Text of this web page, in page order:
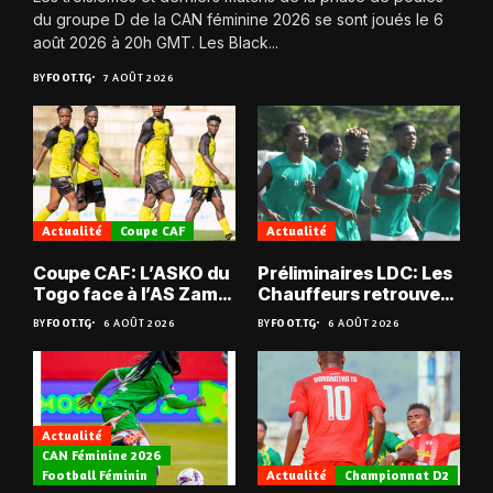
du groupe D de la CAN féminine 2026 se sont joués le 6
août 2026 à 20h GMT. Les Black...
BYFOOT.TG 7 AOÛT 2026
Actualité Coupe CAF
Coupe CAF: L’ASKO du
Togo face à l’AS Zam
du Niger
BYFOOT.TG 6 AOÛT 2026
Actualité
Préliminaires LDC: Les
Chauffeurs retrouvent
les Mimos
BYFOOT.TG 6 AOÛT 2026
Actualité
CAN Féminine 2026
Football Féminin
Actualité Championnat D2